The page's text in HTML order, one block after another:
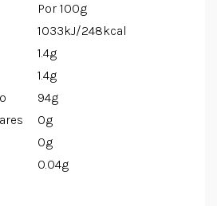
Por 100g
1033kJ/248kcal
1.4g
1.4g
94g
0g
0g
0.04g